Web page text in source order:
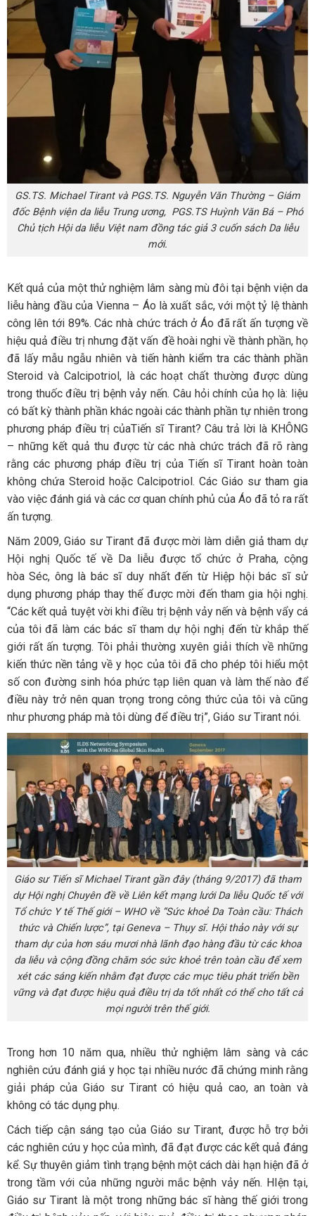
GS.TS. Michael Tirant và PGS.TS. Nguyễn Văn Thường – Giám
đốc Bệnh viện da liễu Trung ương, PGS.TS Huỳnh Văn Bá – Phó
Chủ tịch Hội da liễu Việt nam đồng tác giả 3 cuốn sách Da liễu
mới.
Kết quả của một thử nghiệm lâm sàng mù đôi tại bệnh viện da
liễu hàng đầu của Vienna – Áo là xuất sắc, với một tỷ lệ thành
công lên tới 89%. Các nhà chức trách ở Áo đã rất ấn tượng về
hiệu quả điều trị nhưng đặt vấn đề hoài nghi về thành phần, họ
đã lấy mẫu ngẫu nhiên và tiến hành kiểm tra các thành phần
Steroid và Calcipotriol, là các hoạt chất thường được dùng
trong thuốc điều trị bệnh vảy nến. Câu hỏi chính của họ là: liệu
có bất kỳ thành phần khác ngoài các thành phần tự nhiên trong
phương pháp điều trị củaTiến sĩ Tirant? Câu trả lời là KHÔNG
– những kết quả thu được từ các nhà chức trách đã rõ ràng
rằng các phương pháp điều trị của Tiến sĩ Tirant hoàn toàn
không chứa Steroid hoặc Calcipotriol. Các Giáo sư tham gia
vào việc đánh giá và các cơ quan chính phủ của Áo đã tỏ ra rất
ấn tượng.
Năm 2009, Giáo sư Tirant đã được mời làm diễn giả tham dự
Hội nghị Quốc tế về Da liễu được tổ chức ở Praha, cộng
hòa Séc, ông là bác sĩ duy nhất đến từ Hiệp hội bác sĩ sử
dụng phương pháp thay thế được mời đến tham gia hội nghị.
“Các kết quả tuyệt vời khi điều trị bệnh vảy nến và bệnh vẩy cá
của tôi đã làm các bác sĩ tham dự hội nghị đến từ khắp thế
giới rất ấn tượng. Tôi phải thường xuyên giải thích về những
kiến thức nền tảng về y học của tôi đã cho phép tôi hiểu một
số con đường sinh hóa phức tạp liên quan và làm thế nào để
điều này trở nên quan trọng trong công thức của tôi và cũng
như phương pháp mà tôi dùng để điều trị”, Giáo sư Tirant nói.
Giáo sư Tiến sĩ Michael Tirant gần đây (tháng 9/2017) đã tham
dự Hội nghị Chuyên đề về Liên kết mạng lưới Da liễu Quốc tế với
Tổ chức Y tế Thế giới – WHO về “Sức khoẻ Da Toàn cầu: Thách
thức và Chiến lược”, tại Geneva – Thụy sĩ. Hội thảo này với sự
tham dự của hơn sáu mươi nhà lãnh đạo hàng đầu từ các khoa
da liễu và cộng đồng chăm sóc sức khoẻ trên toàn cầu để xem
xét các sáng kiến nhằm đạt được các mục tiêu phát triển bền
vững và đạt được hiệu quả điều trị da tốt nhất có thể cho tất cả
mọi người trên thế giới.
Trong hơn 10 năm qua, nhiều thử nghiệm lâm sàng và các
nghiên cứu đánh giá y học tại nhiều nước đã chứng minh rằng
giải pháp của Giáo sư Tirant có hiệu quả cao, an toàn và
không có tác dụng phụ.
Cách tiếp cận sáng tạo của Giáo sư Tirant, được hỗ trợ bởi
các nghiên cứu y học của mình, đã đạt được các kết quả đáng
kể. Sự thuyên giảm tình trạng bệnh một cách dài hạn hiện đã ở
trong tầm với của những người mắc bệnh vảy nến. HIện tại,
Giáo sư Tirant là một trong những bác sĩ hàng thế giới trong